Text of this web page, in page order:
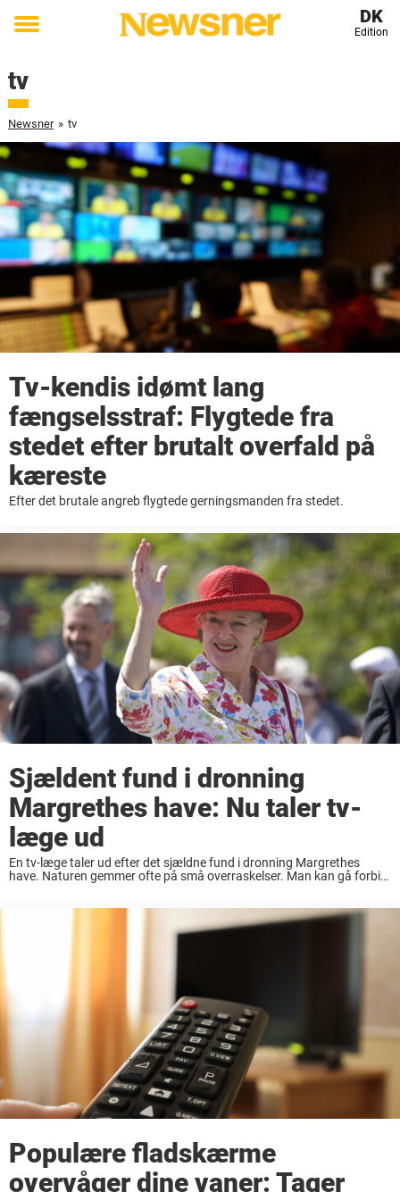
Toggle
DK
Edition
tv
Newsner » tv
Tv-kendis idømt lang
fængselsstraf: Flygtede fra
stedet efter brutalt overfald på
kæreste
Efter det brutale angreb flygtede gerningsmanden fra stedet.
Sjældent fund i dronning
Margrethes have: Nu taler tv-
læge ud
En tv-læge taler ud efter det sjældne fund i dronning Margrethes
have. Naturen gemmer ofte på små overraskelser. Man kan gå forbi
Populære fladskærme
overvåger dine vaner: Tager